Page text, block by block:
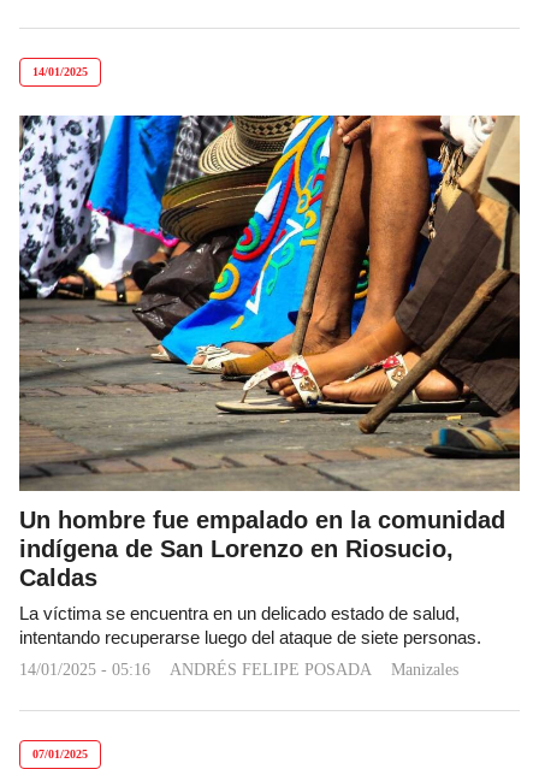
14/01/2025
Un hombre fue empalado en la comunidad
indígena de San Lorenzo en Riosucio,
Caldas
La víctima se encuentra en un delicado estado de salud,
intentando recuperarse luego del ataque de siete personas.
14/01/2025 - 05:16 ANDRÉS FELIPE POSADA Manizales
07/01/2025